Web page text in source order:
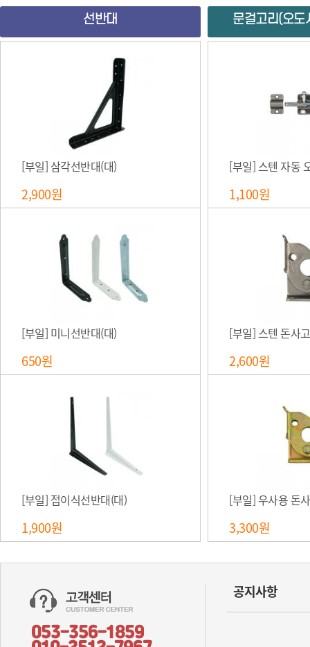
선반대
[부일] 삼각선반대(대)
2,900원
[부일] 미니선반대(대)
650원
[부일] 접이식선반대(대)
1,900원
문걸고리(오도
[부일] 스텐 자동
1,100원
[부일] 스텐 돈사
2,600원
[부일] 우사용 돈
3,300원
공지사항